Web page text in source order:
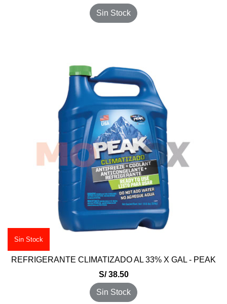
Sin Stock
Sin Stock
REFRIGERANTE CLIMATIZADO AL 33% X GAL - PEAK
S/ 38.50
Sin Stock